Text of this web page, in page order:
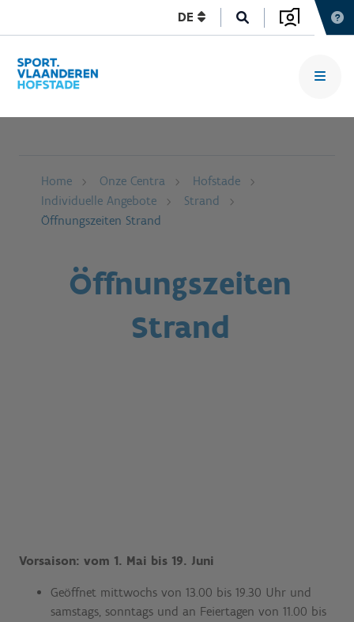
DE
Home Onze Centra
Hofstade
Individuelle Angebote
Strand
Öffnungszeiten Strand
Öffnungszeiten
Strand
Vorsaison: vom 1. Mai bis 19. Juni
Geöffnet mittwochs von 13.00 bis 19.30 Uhr und
samstags, sonntags und an Feiertagen von 11.00 bis